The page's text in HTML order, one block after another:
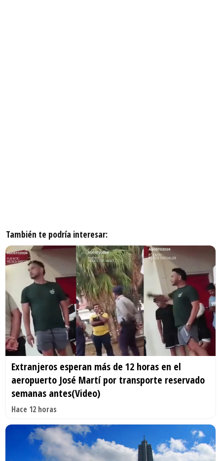
También te podría interesar:
Extranjeros esperan más de 12 horas en el
aeropuerto José Martí por transporte reservado
semanas antes(Video)
Hace 12 horas